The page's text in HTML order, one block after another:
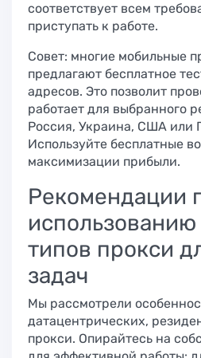
соответствует всем
приступать к работе.
Совет: многие мобильные
предлагают бесплатное
адресов. Это позволит
работает для выбранного
Россия, Украина, США или
Используйте бесплатные
максимизации прибыли.
Рекомендации
типов прокси
задач
Мы рассмотрели
датацентрических,
прокси. Опирайтесь на